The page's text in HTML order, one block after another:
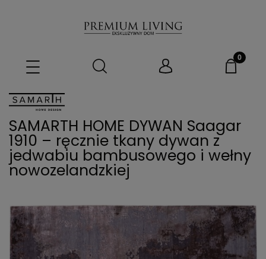
SAMARTH HOME DYWAN Saagar
1910 – ręcznie tkany dywan z
jedwabiu bambusowego i wełny
nowozelandzkiej